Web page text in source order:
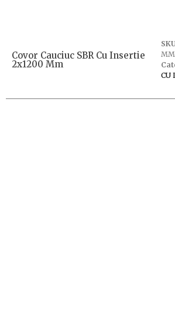
Covor Cauciuc SBR Cu Insertie
2x1200 Mm
MM
CU